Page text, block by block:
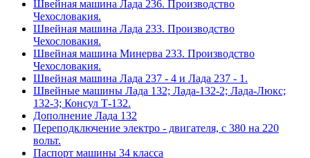
Швейная машина Лада 236. Производство
Чехословакия.
Швейная машина Лада 233. Производство
Чехословакия.
Швейная машина Минерва 233. Производство
Чехословакия.
Швейная машина Лада 237 - 4 и Лада 237 - 1.
Швейные машины Лада 132; Лада-132-2; Лада-Люкс;
132-3; Консул Т-132.
Дополнение Лада 132
Переподключение электро - двигателя, с 380 на 220
вольт.
Паспорт машины 34 класса